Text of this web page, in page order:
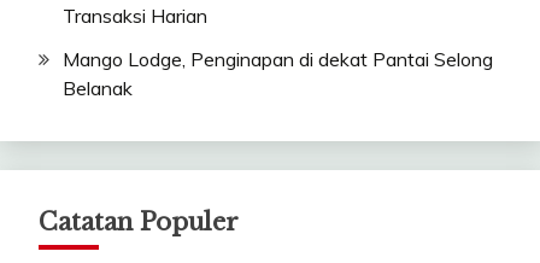
Transaksi Harian
Mango Lodge, Penginapan di dekat Pantai Selong
Belanak
Catatan Populer